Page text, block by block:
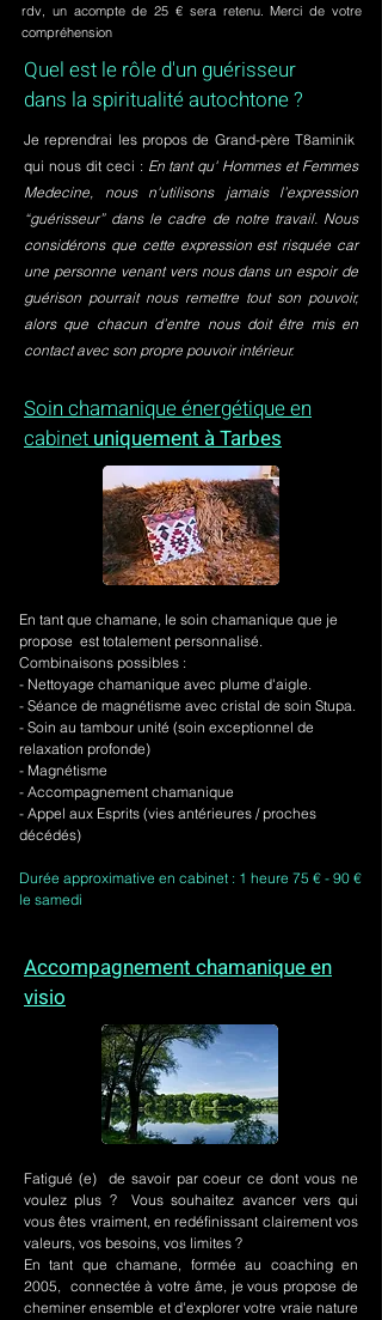
rdv, un acompte de 25 € sera retenu. Merci de votre
compréhension
Quel est le rôle d'un guérisseur
dans la spiritualité autochtone ?
Je reprendrai les propos de Grand-père T8aminik
qui nous dit ceci : En tant qu' Hommes et Femmes
Medecine, nous n'utilisons jamais l’expression
“guérisseur” dans le cadre de notre travail. Nous
considérons que cette expression est risquée car
une personne venant vers nous dans un espoir de
guérison pourrait nous remettre tout son pouvoir,
alors que chacun d’entre nous doit être mis en
contact avec son propre pouvoir intérieur.
Soin chamanique énergétique en
cabinet uniquement à Tarbes
En tant que chamane, le soin chamanique que je
propose est totalement personnalisé.
Combinaisons possibles :
- Nettoyage chamanique avec plume d'aigle.
- Séance de magnétisme avec cristal de soin Stupa.
- Soin au tambour unité (soin exceptionnel de
relaxation profonde)
- Magnétisme
- Accompagnement chamanique
- Appel aux Esprits (vies antérieures / proches
décédés)
Durée approximative en cabinet : 1 heure 75 € - 90 €
le samedi
Accompagnement chamanique en
visio
Fatigué (e) de savoir par coeur ce dont vous ne
voulez plus ? Vous souhaitez avancer vers qui
vous êtes vraiment, en redéfinissant clairement vos
valeurs, vos besoins, vos limites ?
En tant que chamane, formée au coaching en
2005, connectée à votre âme, je vous propose de
cheminer ensemble et d'explorer votre vraie nature